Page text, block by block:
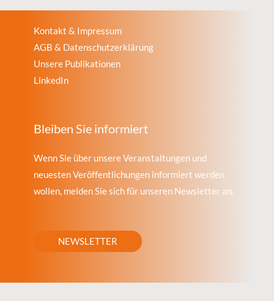
Kontakt & Impressum
AGB & Datenschutzerklärung
Unsere Publikationen
LinkedIn
Bleiben Sie informiert
Wenn Sie über unsere Veranstaltungen und
neuesten Veröffentlichungen informiert werden
wollen, melden Sie sich für unseren Newsletter an.
NEWSLETTER